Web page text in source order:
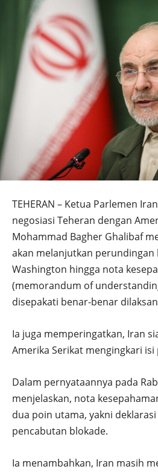
TEHERAN – Ketua Parlemen
negosiasi Teheran dengan
Mohammad Bagher Ghalibaf
akan melanjutkan perundingan
Washington hingga nota
(memorandum of
disepakati benar-benar
Ia juga memperingatkan, Iran
Amerika Serikat mengingkari
Dalam pernyataannya pada
menjelaskan, nota
dua poin utama, yakni
pencabutan blokade.
Ia menambahkan, Iran masih